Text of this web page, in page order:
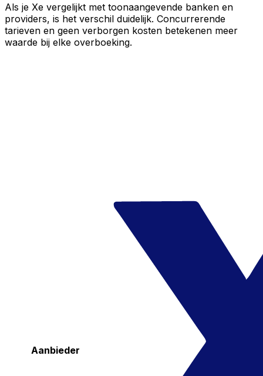
Als je Xe vergelijkt met toonaangevende banken en
providers, is het verschil duidelijk. Concurrerende
tarieven en geen verborgen kosten betekenen meer
waarde bij elke overboeking.
Aanbieder